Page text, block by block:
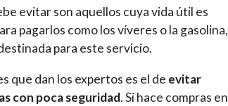
evitar son aquellos cuya vida útil es
pagarlos como los víveres o la gasolina,
para este servicio.
que dan los expertos es el de evitar
con poca seguridad. Si hace compras en